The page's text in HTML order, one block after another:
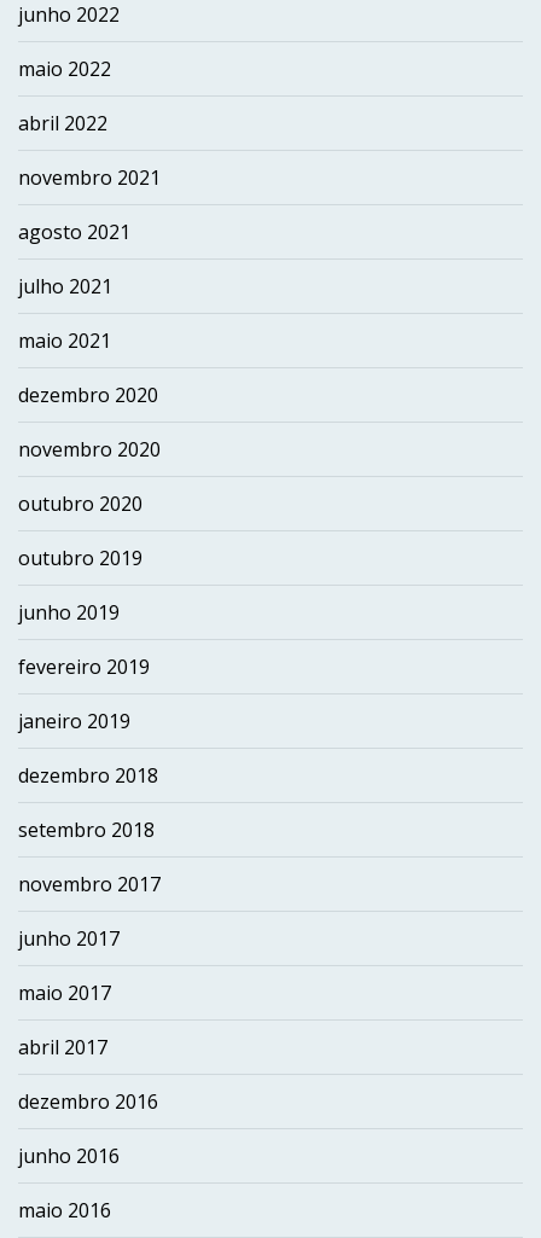
junho 2022
maio 2022
abril 2022
novembro 2021
agosto 2021
julho 2021
maio 2021
dezembro 2020
novembro 2020
outubro 2020
outubro 2019
junho 2019
fevereiro 2019
janeiro 2019
dezembro 2018
setembro 2018
novembro 2017
junho 2017
maio 2017
abril 2017
dezembro 2016
junho 2016
maio 2016